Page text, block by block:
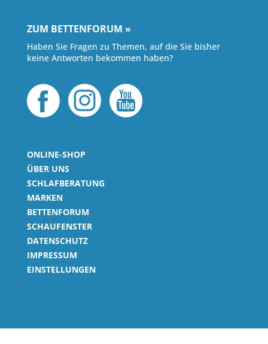
ZUM BETTENFORUM »
Haben Sie Fragen zu Themen, auf die Sie bisher
keine Antworten bekommen haben?
ONLINE-SHOP
ÜBER UNS
SCHLAFBERATUNG
MARKEN
BETTENFORUM
SCHAUFENSTER
DATENSCHUTZ
IMPRESSUM
EINSTELLUNGEN